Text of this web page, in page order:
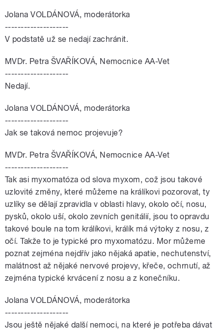
Jolana VOLDÁNOVÁ, moderátorka
--------------------
V podstatě už se nedají zachránit.
MVDr. Petra ŠVAŘÍKOVÁ, Nemocnice AA-Vet
--------------------
Nedají.
Jolana VOLDÁNOVÁ, moderátorka
--------------------
Jak se taková nemoc projevuje?
MVDr. Petra ŠVAŘÍKOVÁ, Nemocnice AA-Vet
--------------------
Tak asi myxomatóza od slova myxom, což jsou takové
uzlovité změny, které můžeme na králíkovi pozorovat, ty
uzlíky se dělají zpravidla v oblasti hlavy, okolo očí, nosu,
pysků, okolo uší, okolo zevních genitálií, jsou to opravdu
takové boule na tom králíkovi, králík má výtoky z nosu, z
očí. Takže to je typické pro myxomatózu. Mor můžeme
poznat zejména nejdřív jako nějaká apatie, nechutenství,
malátnost až nějaké nervové projevy, křeče, ochrnutí, až
zejména typické krvácení z nosu a z konečníku.
Jolana VOLDÁNOVÁ, moderátorka
--------------------
Jsou ještě nějaké další nemoci, na které je potřeba dávat